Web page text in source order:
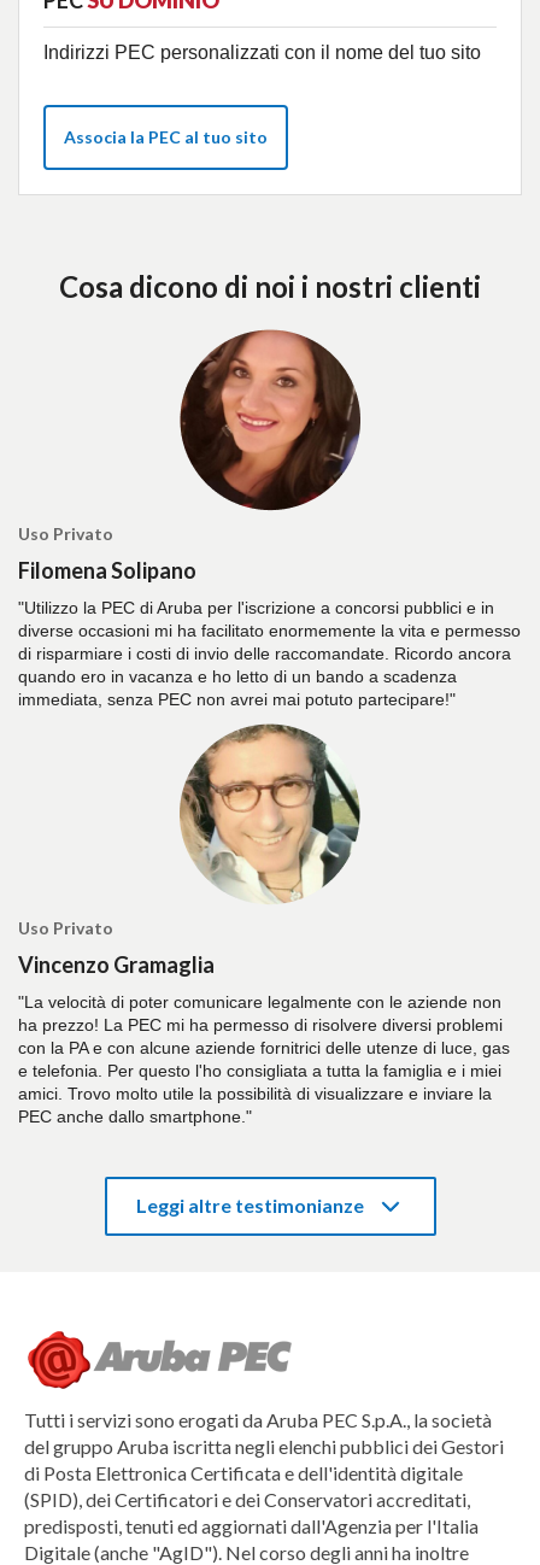
Indirizzi PEC personalizzati con il nome del tuo sito
Associa la PEC al tuo sito
Cosa dicono di noi i nostri clienti
Uso Privato
Filomena Solipano
"Utilizzo la PEC di Aruba per l'iscrizione a concorsi pubblici e in
diverse occasioni mi ha facilitato enormemente la vita e permesso
di risparmiare i costi di invio delle raccomandate. Ricordo ancora
quando ero in vacanza e ho letto di un bando a scadenza
immediata, senza PEC non avrei mai potuto partecipare!"
Uso Privato
Vincenzo Gramaglia
"La velocità di poter comunicare legalmente con le aziende non
ha prezzo! La PEC mi ha permesso di risolvere diversi problemi
con la PA e con alcune aziende fornitrici delle utenze di luce, gas
e telefonia. Per questo l'ho consigliata a tutta la famiglia e i miei
amici. Trovo molto utile la possibilità di visualizzare e inviare la
PEC anche dallo smartphone."
Leggi altre testimonianze
Tutti i servizi sono erogati da Aruba PEC S.p.A., la società
del gruppo Aruba iscritta negli elenchi pubblici dei Gestori
di Posta Elettronica Certificata e dell'identità digitale
(SPID), dei Certificatori e dei Conservatori accreditati,
predisposti, tenuti ed aggiornati dall'Agenzia per l'Italia
Digitale (anche "AgID"). Nel corso degli anni ha inoltre